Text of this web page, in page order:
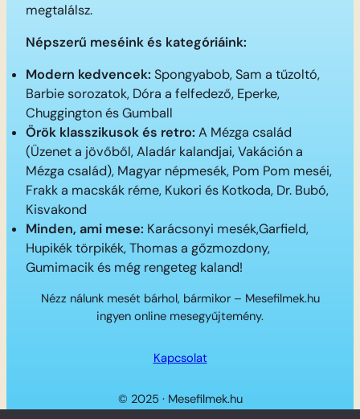
megtalálsz.
Népszerű meséink és kategóriáink:
Modern kedvencek: Spongyabob, Sam a tűzoltó,
Barbie sorozatok, Dóra a felfedező, Eperke,
Chuggington és Gumball
Örök klasszikusok és retro: A Mézga család
(Üzenet a jövőből, Aladár kalandjai, Vakáción a
Mézga család), Magyar népmesék, Pom Pom meséi,
Frakk a macskák réme, Kukori és Kotkoda, Dr. Bubó,
Kisvakond
Minden, ami mese: Karácsonyi mesék,Garfield,
Hupikék törpikék, Thomas a gőzmozdony,
Gumimacik és még rengeteg kaland!
Nézz nálunk mesét bárhol, bármikor – Mesefilmek.hu
ingyen online mesegyűjtemény.
Kapcsolat
© 2025 · Mesefilmek.hu